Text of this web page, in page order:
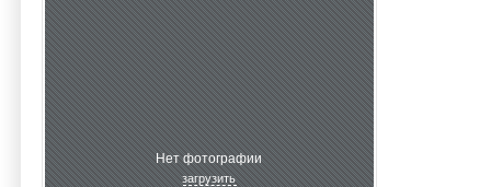
Нет фотографии
загрузить